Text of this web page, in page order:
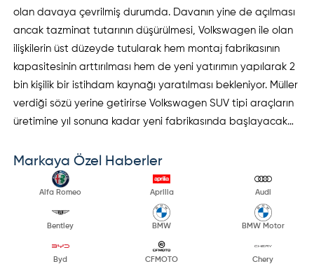
olan davaya çevrilmiş durumda. Davanın yine de açılması
ancak tazminat tutarının düşürülmesi, Volkswagen ile olan
ilişkilerin üst düzeyde tutularak hem montaj fabrikasının
kapasitesinin arttırılması hem de yeni yatırımın yapılarak 2
bin kişilik bir istihdam kaynağı yaratılması bekleniyor. Müller
verdiği sözü yerine getirirse Volkswagen SUV tipi araçların
üretimine yıl sonuna kadar yeni fabrikasında başlayacak…
Markaya Özel Haberler
Alfa Romeo Aprilia Audi
Bentley BMW BMW Motor
Byd CFMOTO Chery